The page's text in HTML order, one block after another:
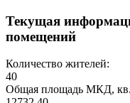
Текущая
помещений
Количество жителей:
40
Общая площадь МКД,